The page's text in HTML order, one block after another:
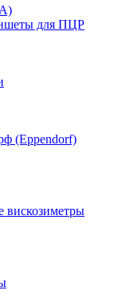
для ПЦР
(Eppendorf)
вискозиметры